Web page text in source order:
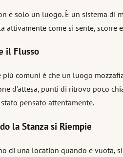
è solo un luogo. È un sistema di
attivamente come si sente, scorre
il Flusso
comuni è che un luogo
d'attesa, punti di ritrovo poco
pensato attentamente.
la Stanza si Riempie
di una location quando è